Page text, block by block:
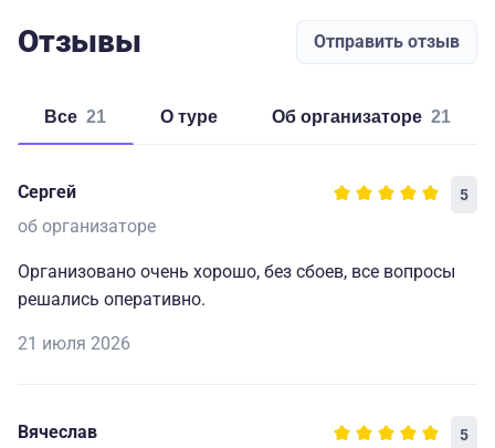
Отзывы Отправить отзыв
Все 21 о туре об организаторе 21
Сергей 5
об организаторе
Организовано очень хорошо, без сбоев, все вопросы
решались оперативно.
21 июля 2026
Вячеслав 5